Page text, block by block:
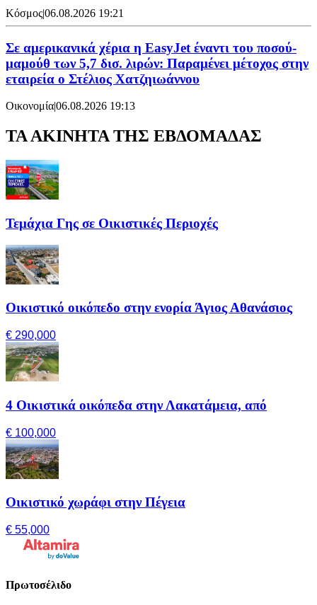
Κόσμος|06.08.2026 19:21
Σε αμερικανικά χέρια η EasyJet έναντι του ποσού-
μαμούθ των 5,7 δισ. λιρών: Παραμένει μέτοχος στην
εταιρεία ο Στέλιος Χατζηιωάννου
Οικονομία|06.08.2026 19:13
ΤΑ ΑΚΙΝΗΤΑ ΤΗΣ ΕΒΔΟΜΑΔΑΣ
Τεμάχια Γης σε Οικιστικές Περιοχές
Οικιστικό οικόπεδο στην ενορία Άγιος Αθανάσιος
€ 290,000
4 Οικιστικά οικόπεδα στην Λακατάμεια, από
€ 100,000
Οικιστικό χωράφι στην Πέγεια
€ 55,000
Πρωτοσέλιδο